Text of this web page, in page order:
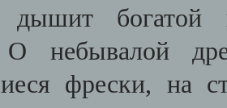
дышит
О небывалой
фрески, на